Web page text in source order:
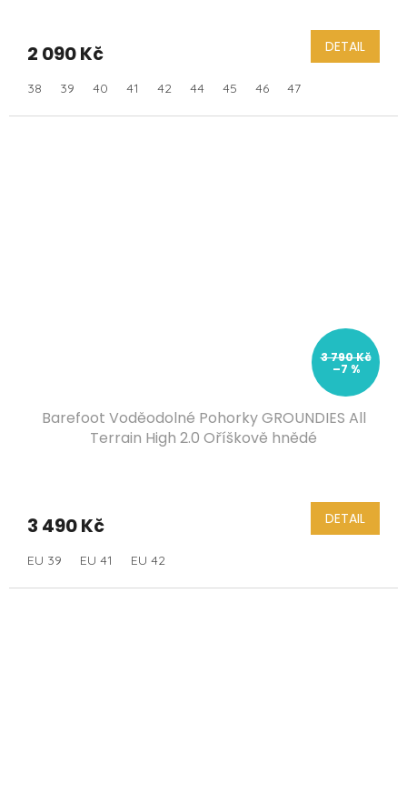
2 090 Kč DETAIL
38 39 40 41 42 44 45 46 47
3 790 Kč
–7 %
Barefoot Voděodolné Pohorky GROUNDIES All
Terrain High 2.0 Oříškově hnědé
3 490 Kč DETAIL
EU 39 EU 41 EU 42